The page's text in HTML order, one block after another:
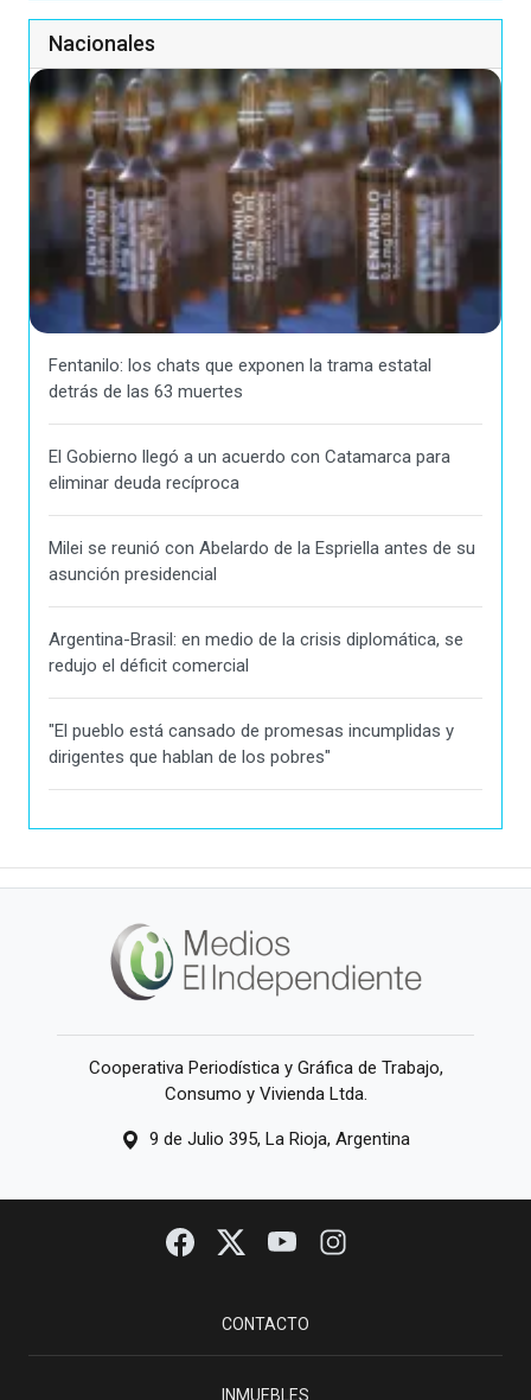
Nacionales
Fentanilo: los chats que exponen la trama estatal
detrás de las 63 muertes
El Gobierno llegó a un acuerdo con Catamarca para
eliminar deuda recíproca
Milei se reunió con Abelardo de la Espriella antes de su
asunción presidencial
Argentina-Brasil: en medio de la crisis diplomática, se
redujo el déficit comercial
"El pueblo está cansado de promesas incumplidas y
dirigentes que hablan de los pobres"
Cooperativa Periodística y Gráfica de Trabajo,
Consumo y Vivienda Ltda.
9 de Julio 395, La Rioja, Argentina
CONTACTO
INMUEBLES